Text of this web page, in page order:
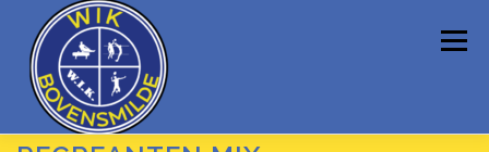
inhoud
Menu